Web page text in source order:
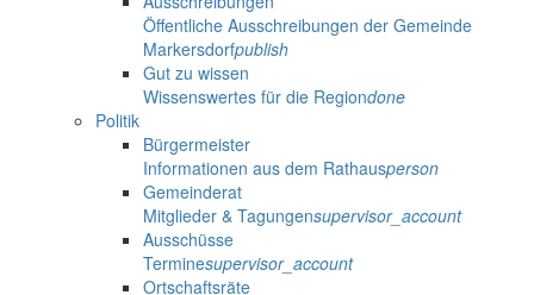
Öffentliche Ausschreibungen der Gemeinde
Markersdorfpublish
Gut zu wissen
Wissenswertes für die Regiondone
Politik
Bürgermeister
Informationen aus dem Rathausperson
Gemeinderat
Mitglieder & Tagungensupervisor_account
Ausschüsse
Terminesupervisor_account
Ortschaftsräte